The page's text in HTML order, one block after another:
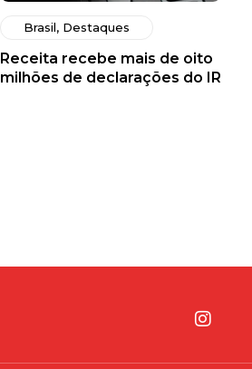
Brasil, Destaques
Receita recebe mais de oito
milhões de declarações do IR